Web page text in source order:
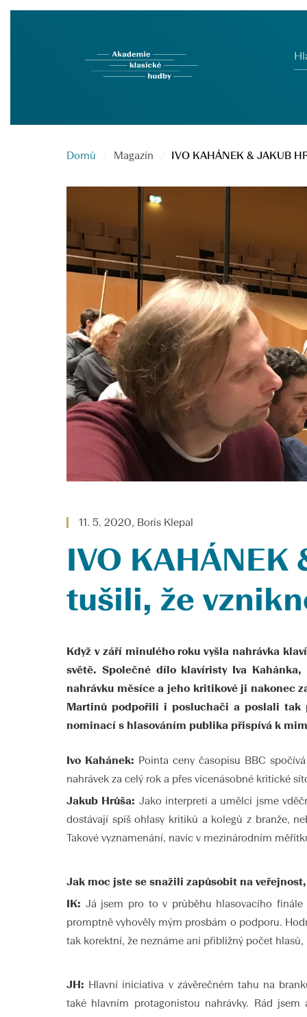
Domů Magazín IVO KAHÁNEK & JAKUB
11. 5. 2020, Boris Klepal
IVO KAHÁNEK
tušili, že
Když v září minulého roku vyšla nahrávka
světě. Společné dílo klavíristy Iva
nahrávku měsíce a jeho kritikové ji nakonec
Martinů podpořili i posluchači a poslali tak
nominací s hlasováním publika přispívá k
Ivo Kahánek: Pointa ceny časopisu BBC
nahrávek za celý rok a přes vícenásobné kritické
Jakub Hrůša: Jako interpreti a umělci jsme
dostávají spíš ohlasy kritiků a kolegů z branže,
Takové vyznamenání, navíc v mezinárodním
Jak moc jste se snažili zapůsobit na
IK: Já jsem pro to v průběhu hlasovacího
promptně vyhověly mým prosbám o podporu.
tak korektní, že neznáme ani přibližný počet hlasů,
JH: Hlavní iniciativa v závěrečném tahu na
také hlavním protagonistou nahrávky. Rád